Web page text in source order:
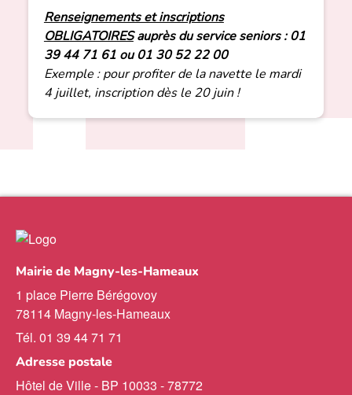
Renseignements et inscriptions
OBLIGATOIRESauprès du service seniors : 01
39 44 71 61 ou 01 30 52 22 00
Exemple : pour profiter de la navette le mardi
4 juillet, inscription dès le 20 juin !
Mairie de Magny-les-Hameaux
1 place Pierre Bérégovoy
78114 Magny-les-Hameaux
Tél. 01 39 44 71 71
Adresse postale
Hôtel de Ville - BP 10033 - 78772